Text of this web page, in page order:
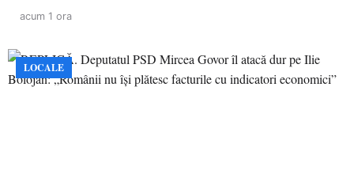
acum 1 ora
LOCALE